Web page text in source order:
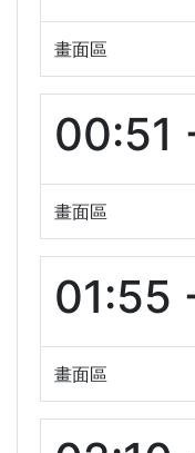
畫面區
00:51
畫面區
01:55
畫面區